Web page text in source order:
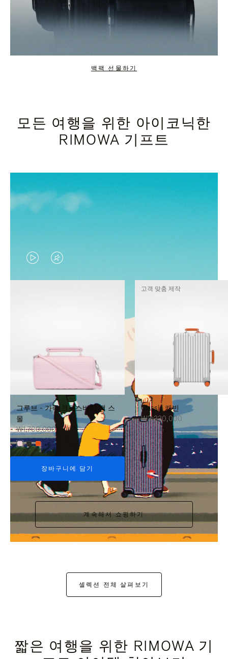
백팩 선물하기
모든 여행을 위한 아이코닉한
RIMOWA 기프트
VIDEO
IS
TO
PAUSE
IT
VIDEO
IS
TO
UNMUTE
IT
그루브 - 가죽 크로스바디 백 스
몰
₩1,700,000
+6
장바구니에 담기
Classic 캐빈
₩3,330,000
고객 맞춤 제작
계속해서 쇼핑하기
셀렉션 전체 살펴보기
짧은 여행을 위한 RIMOWA 기